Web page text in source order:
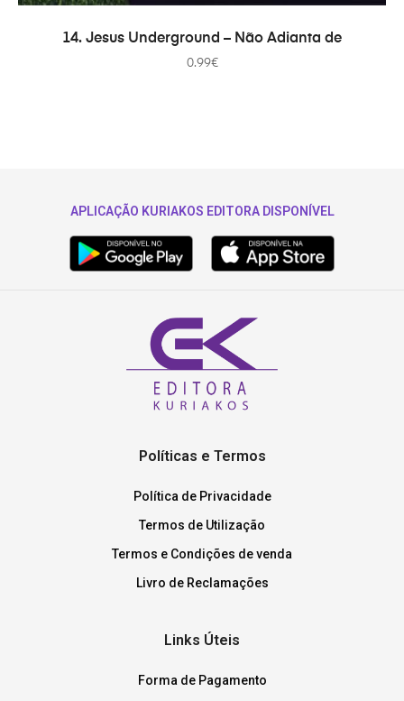
ADICIONAR
14. Jesus Underground – Não Adianta de
0.99€
APLICAÇÃO KURIAKOS EDITORA DISPONÍVEL
Políticas e Termos
Política de Privacidade
Termos de Utilização
Termos e Condições de venda
Livro de Reclamações
Links Úteis
Forma de Pagamento